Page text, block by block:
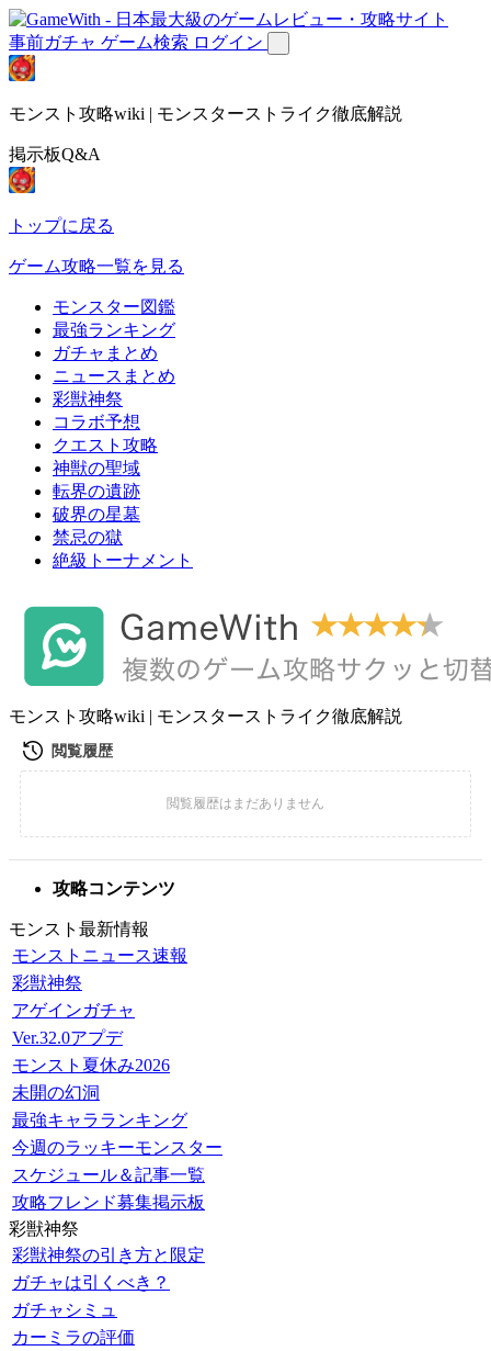
事前ガチャ ゲーム検索 ログイン
モンスト攻略wiki | モンスターストライク徹底解説
掲示板Q&A
トップに戻る
ゲーム攻略一覧を見る
モンスター図鑑
最強ランキング
ガチャまとめ
ニュースまとめ
彩獣神祭
コラボ予想
クエスト攻略
神獣の聖域
転界の遺跡
破界の星墓
禁忌の獄
絶級トーナメント
モンスト攻略wiki | モンスターストライク徹底解説
攻略コンテンツ
モンスト最新情報
モンストニュース速報
彩獣神祭
アゲインガチャ
Ver.32.0アプデ
モンスト夏休み2026
未開の幻洞
最強キャラランキング
今週のラッキーモンスター
スケジュール＆記事一覧
攻略フレンド募集掲示板
彩獣神祭
彩獣神祭の引き方と限定
ガチャは引くべき？
ガチャシミュ
カーミラの評価